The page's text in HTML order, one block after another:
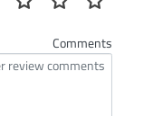
Comments